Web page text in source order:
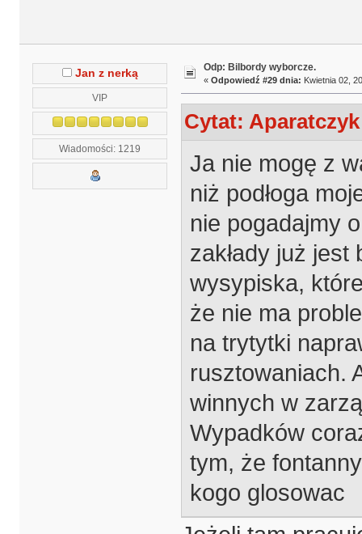
Jan z nerką
VIP
Wiadomości: 1219
Odp: Bilbordy wyborcze.
« Odpowiedź #29 dnia: Kwietnia 02,
Cytat:
Ja nie mogę z
niż podłoga
nie pogadajmy
zakłady już
wysypiska,
że nie ma
na trytytki
rusztowaniach.
winnych w
Wypadków
tym, że
kogo glosowac